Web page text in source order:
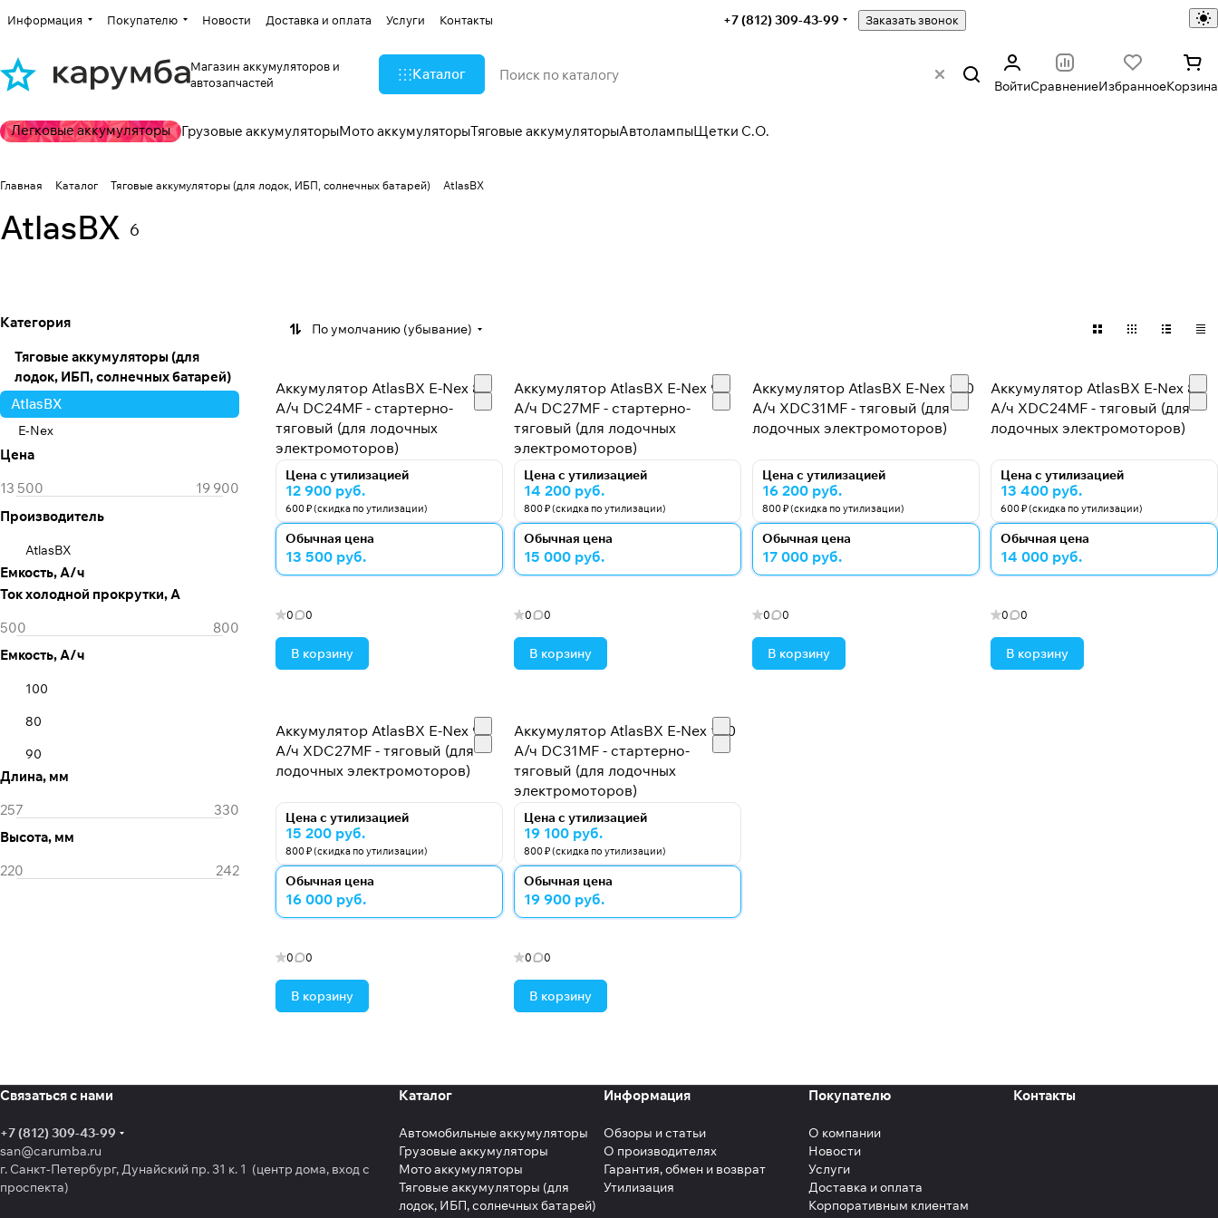
Информация Покупателю Новости Доставка и оплата Услуги Контакты +7 (812) 309-43-99 Заказать звонок
Магазин аккумуляторов и
автозапчастей
Каталог
ВойтиСравнениеИзбранноеКорзина
Легковые аккумуляторы Грузовые аккумуляторыМото аккумуляторыТяговые аккумуляторыАвтолампыЩетки С.О.
Главная Каталог Тяговые аккумуляторы (для лодок, ИБП, солнечных батарей) AtlasBX
AtlasBX 6
E-Nex
По умолчанию (убывание)
Аккумулятор AtlasBX E-Nex 80
А/ч DC24MF - стартерно-
тяговый (для лодочных
электромоторов)
Цена с утилизацией
12 900 руб.
600 ₽ (скидка по утилизации)
Обычная цена
13 500 руб.
0 0
В корзину
Аккумулятор AtlasBX E-Nex 90
А/ч DC27MF - стартерно-
тяговый (для лодочных
электромоторов)
Цена с утилизацией
14 200 руб.
800 ₽ (скидка по утилизации)
Обычная цена
15 000 руб.
0 0
В корзину
Аккумулятор AtlasBX E-Nex 100
А/ч XDC31MF - тяговый (для
лодочных электромоторов)
Цена с утилизацией
16 200 руб.
800 ₽ (скидка по утилизации)
Обычная цена
17 000 руб.
0 0
В корзину
Аккумулятор AtlasBX E-Nex 80
А/ч XDC24MF - тяговый (для
лодочных электромоторов)
Цена с утилизацией
13 400 руб.
600 ₽ (скидка по утилизации)
Обычная цена
14 000 руб.
0 0
В корзину
Аккумулятор AtlasBX E-Nex 90
А/ч XDC27MF - тяговый (для
лодочных электромоторов)
Цена с утилизацией
15 200 руб.
800 ₽ (скидка по утилизации)
Обычная цена
16 000 руб.
0 0
В корзину
Аккумулятор AtlasBX E-Nex 100
А/ч DC31MF - стартерно-
тяговый (для лодочных
электромоторов)
Цена с утилизацией
19 100 руб.
800 ₽ (скидка по утилизации)
Обычная цена
19 900 руб.
0 0
В корзину
Категория
Тяговые аккумуляторы (для
лодок, ИБП, солнечных батарей)
AtlasBX
E-Nex
Цена
Производитель
AtlasBX
Емкость, А/ч
Ток холодной прокрутки, А
Емкость, А/ч
100
80
90
Длина, мм
Высота, мм
Связаться с нами
+7 (812) 309-43-99
san@carumba.ru
г. Санкт-Петербург, Дунайский пр. 31 к. 1 (центр дома, вход с
проспекта)
Каталог
Автомобильные аккумуляторы
Грузовые аккумуляторы
Мото аккумуляторы
Тяговые аккумуляторы (для
лодок, ИБП, солнечных батарей)
Информация
Обзоры и статьи
О производителях
Гарантия, обмен и возврат
Утилизация
Покупателю
О компании
Новости
Услуги
Доставка и оплата
Корпоративным клиентам
Контакты